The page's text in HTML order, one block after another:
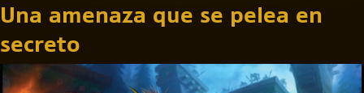
Una amenaza que se pelea en
secreto